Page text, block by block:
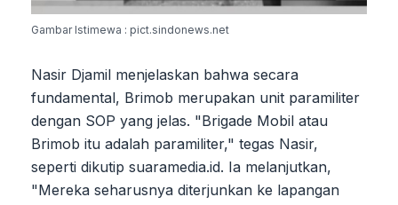
Gambar Istimewa : pict.sindonews.net
Nasir Djamil menjelaskan bahwa secara
fundamental, Brimob merupakan unit paramiliter
dengan SOP yang jelas. "Brigade Mobil atau
Brimob itu adalah paramiliter," tegas Nasir,
seperti dikutip suaramedia.id. Ia melanjutkan,
"Mereka seharusnya diterjunkan ke lapangan